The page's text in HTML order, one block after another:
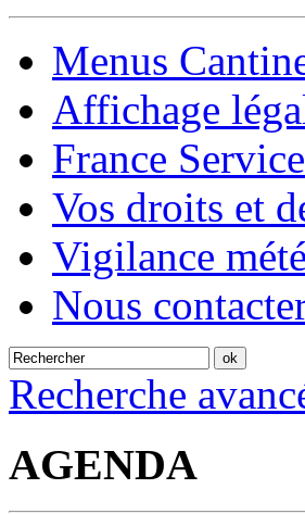
Menus
Affichage
France
Vos droits et
Vigilance
Nous
Recherche
AGENDA